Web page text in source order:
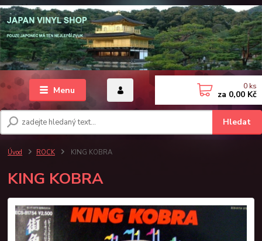
Menu
Hledat
0 ks
za 0,00 Kč
Úvod ROCK KING KOBRA
KING KOBRA